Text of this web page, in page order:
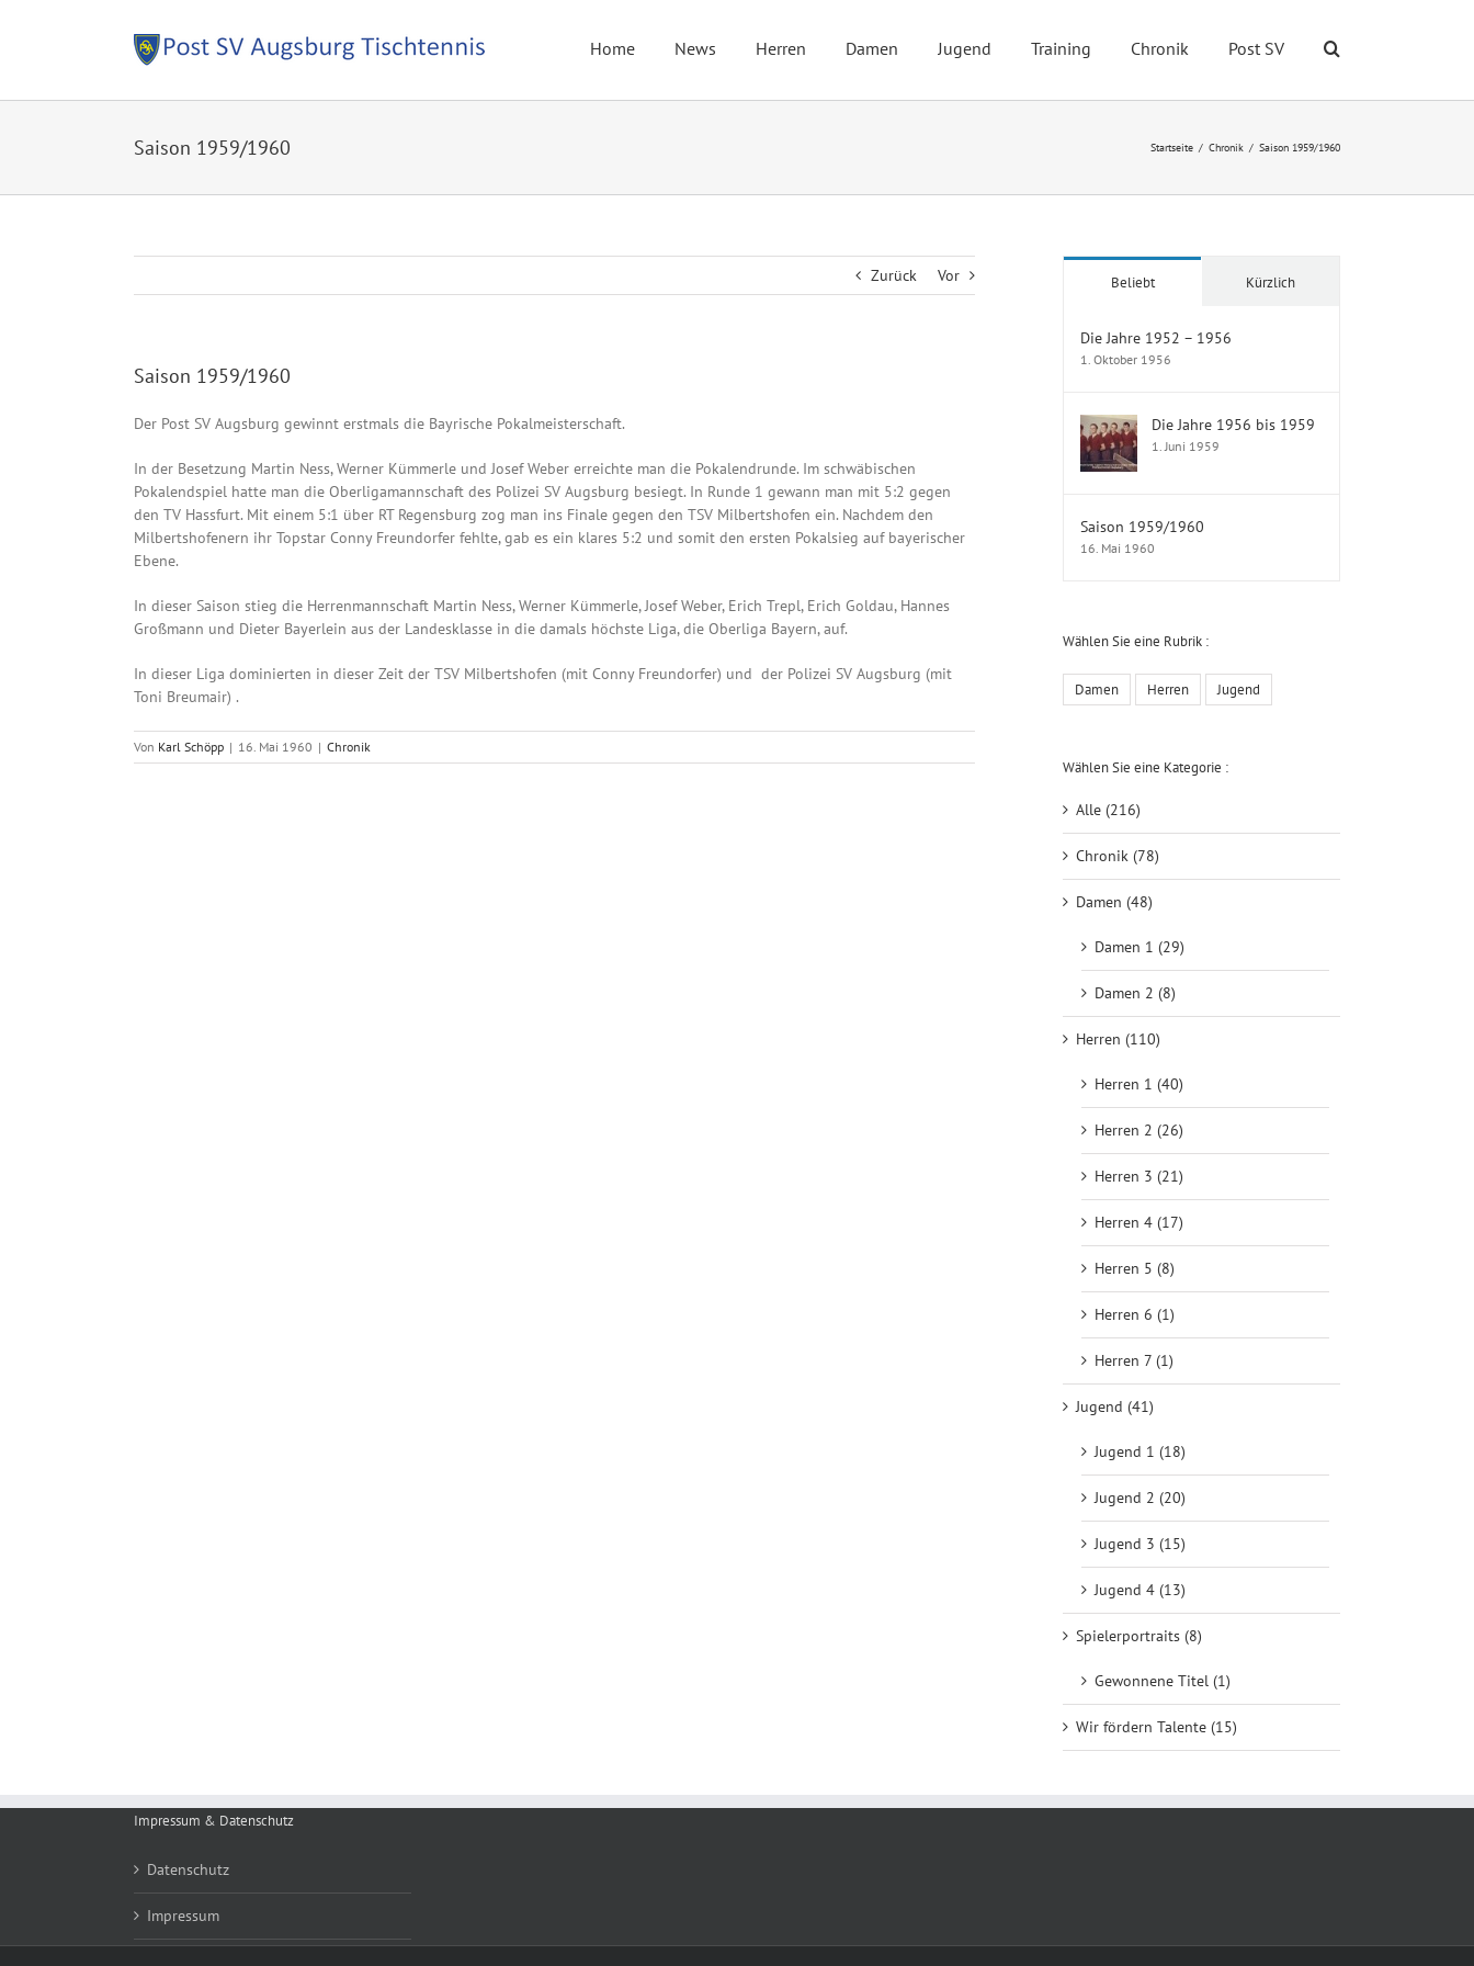
Home News Herren Damen Jugend Training Chronik Post SV
Saison 1959/1960 Startseite Chronik Saison 1959/1960
Zurück Vor
Saison 1959/1960
Der Post SV Augsburg gewinnt erstmals die Bayrische Pokalmeisterschaft.
In der Besetzung Martin Ness, Werner Kümmerle und Josef Weber erreichte man die Pokalendrunde. Im schwäbischen
Pokalendspiel hatte man die Oberligamannschaft des Polizei SV Augsburg besiegt. In Runde 1 gewann man mit 5:2 gegen
den TV Hassfurt. Mit einem 5:1 über RT Regensburg zog man ins Finale gegen den TSV Milbertshofen ein. Nachdem den
Milbertshofenern ihr Topstar Conny Freundorfer fehlte, gab es ein klares 5:2 und somit den ersten Pokalsieg auf bayerischer
Ebene.
In dieser Saison stieg die Herrenmannschaft Martin Ness, Werner Kümmerle, Josef Weber, Erich Trepl, Erich Goldau, Hannes
Großmann und Dieter Bayerlein aus der Landesklasse in die damals höchste Liga, die Oberliga Bayern, auf.
In dieser Liga dominierten in dieser Zeit der TSV Milbertshofen (mit Conny Freundorfer) und der Polizei SV Augsburg (mit
Toni Breumair) .
Von Karl Schöpp | 16. Mai 1960 | Chronik
Beliebt Kürzlich
Die Jahre 1952 – 1956
1. Oktober 1956
Die Jahre 1956 bis 1959
1. Juni 1959
Saison 1959/1960
16. Mai 1960
Wählen Sie eine Rubrik :
Damen Herren Jugend
Wählen Sie eine Kategorie :
Alle (216)
Chronik (78)
Damen (48)
Damen 1 (29)
Damen 2 (8)
Herren (110)
Herren 1 (40)
Herren 2 (26)
Herren 3 (21)
Herren 4 (17)
Herren 5 (8)
Herren 6 (1)
Herren 7 (1)
Jugend (41)
Jugend 1 (18)
Jugend 2 (20)
Jugend 3 (15)
Jugend 4 (13)
Spielerportraits (8)
Gewonnene Titel (1)
Wir fördern Talente (15)
Impressum & Datenschutz
Datenschutz
Impressum